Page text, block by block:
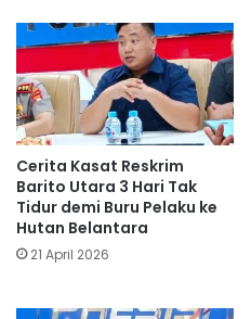
Cerita Kasat Reskrim
Barito Utara 3 Hari Tak
Tidur demi Buru Pelaku ke
Hutan Belantara
21 April 2026